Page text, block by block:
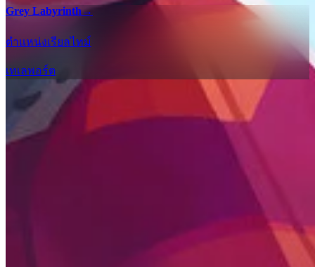
Grey Labyrinth→
ตำแหน่งเรียลไทม์
เทเลพอร์ต
เช็คลิสต์ 100%
ค้นหาของสะสมและการเผชิญหน้าทุกอย่างใน Slime Rancher 2